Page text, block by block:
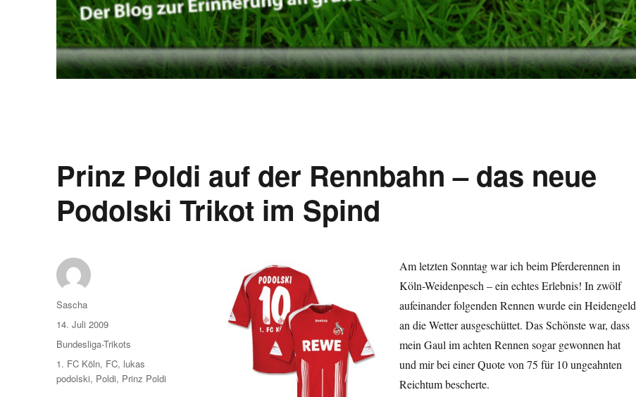
Prinz Poldi auf der Rennbahn – das neue
Podolski Trikot im Spind
Am letzten Sonntag war ich beim Pferderennen in
Köln-Weidenpesch – ein echtes Erlebnis! In zwölf
aufeinander folgenden Rennen wurde ein Heidengeld
an die Wetter ausgeschüttet. Das Schönste war, dass
mein Gaul im achten Rennen sogar gewonnen hat
und mir bei einer Quote von 75 für 10 ungeahnten
Reichtum bescherte.
Autor
Sascha
Veröffentlicht
am
14. Juli 2009
Kategorien
Bundesliga-Trikots
Schlagwörter
1. FC Köln, FC, lukas
podolski, Poldi, Prinz Poldi